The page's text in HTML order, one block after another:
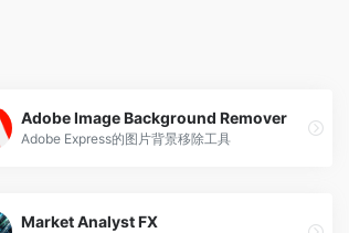
Adobe Image Background Remover
Adobe Express的图片背景移除工具
Market Analyst FX